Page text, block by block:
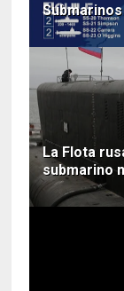
La Flota
submarino